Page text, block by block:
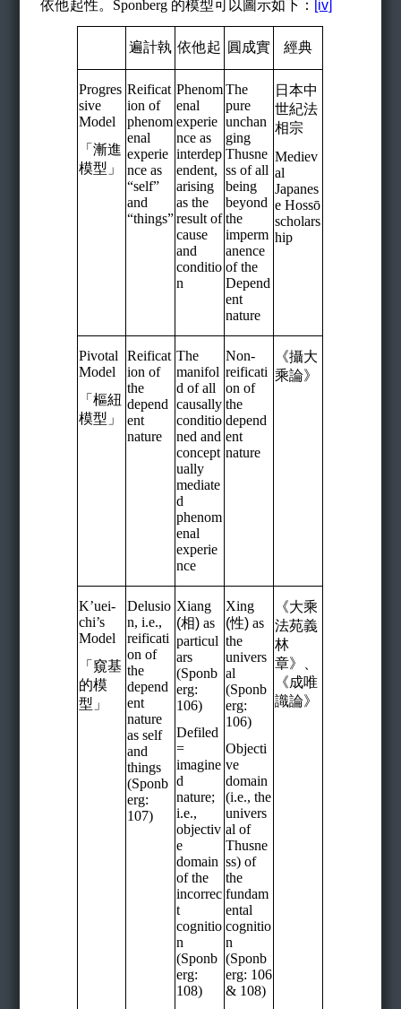
依他起性。 Sponberg 的模型可以圖示如下： [iv]
遍計執 依他起 圓成實 經典
Progres
sive
Model
「漸進
模型」
Reificat
ion of
phenom
enal
experie
nce as
“self”
and
“things”
Phenom
enal
experie
nce as
interdep
endent,
arising
as the
result of
cause
and
conditio
n
The
pure
unchan
ging
Thusne
ss of all
being
beyond
the
imperm
anence
of the
Depend
ent
nature
日本中
世紀法
相宗
Mediev
al
Japanes
e Hossō
scholars
hip
Pivotal
Model
「樞紐
模型」
Reificat
ion of
the
depend
ent
nature
The
manifol
d of all
causally
conditio
ned and
concept
ually
mediate
d
phenom
enal
experie
nce
Non-
reificati
on of
the
depend
ent
nature
《攝大
乘論》
K’uei-
chi’s
Model
「窺基
的模
型」
Delusio
n, i.e.,
reificati
on of
the
depend
ent
nature
as self
and
things
(Sponb
erg:
107)
Xiang
(相)as
particul
ars
(Sponb
erg:
106)
Defiled
=
imagine
d
nature;
i.e.,
objectiv
e
domain
of the
incorrec
t
cognitio
n
(Sponb
erg:
108)
Xing
(性)as
the
univers
al
(Sponb
erg:
106)
Objecti
ve
domain
(i.e., the
univers
al of
Thusne
ss) of
the
fundam
ental
cognitio
n
(Sponb
erg: 106
& 108)
《大乘
法苑義
林
章》、
《成唯
識論》